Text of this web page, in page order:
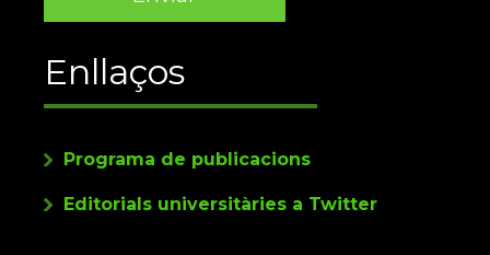
Enllaços
Programa de publicacions
Editorials universitàries a Twitter